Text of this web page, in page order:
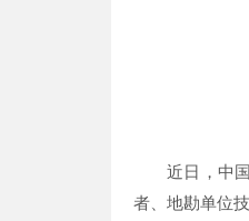
近日，中
者、地勘单位